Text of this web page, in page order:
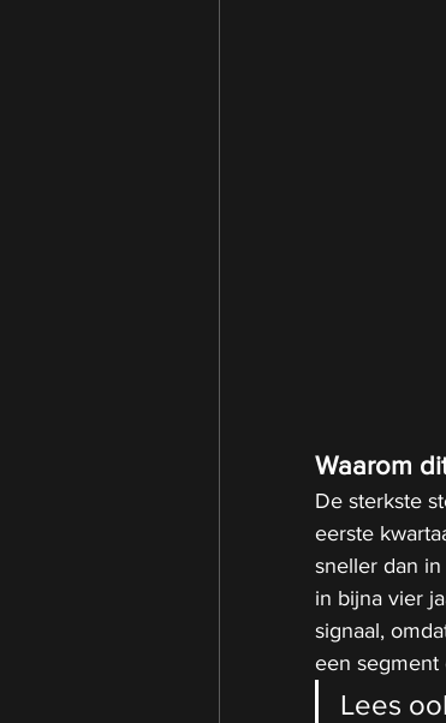
Waarom
De sterkste
eerste
sneller dan
in bijna vier
signaal,
een segment
Lees